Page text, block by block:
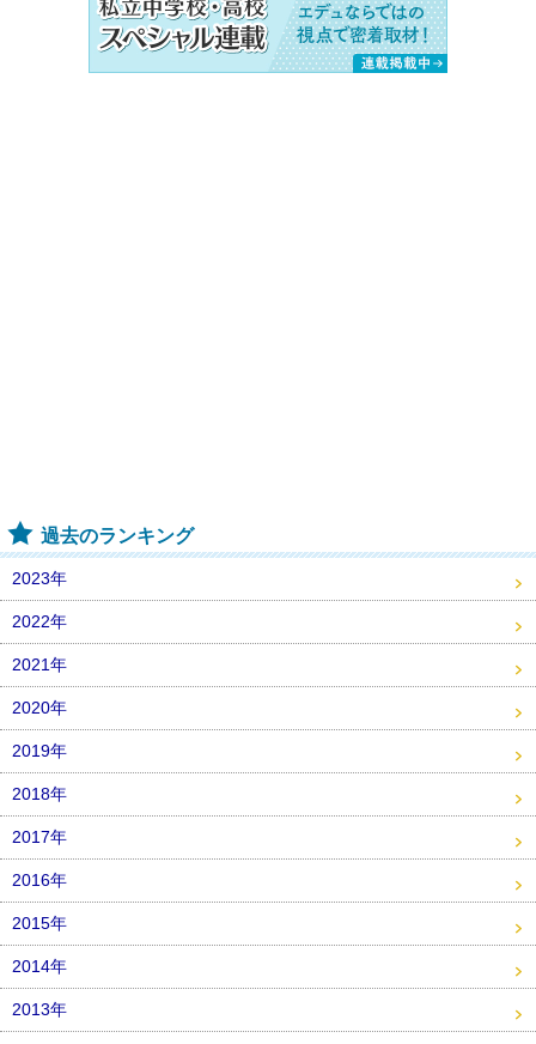
過去のランキング
2023年
2022年
2021年
2020年
2019年
2018年
2017年
2016年
2015年
2014年
2013年